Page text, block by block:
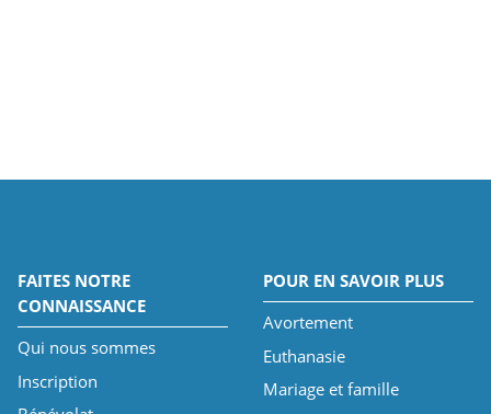
FAITES NOTRE
CONNAISSANCE
Qui nous sommes
Inscription
POUR EN SAVOIR PLUS
Avortement
Euthanasie
Mariage et famille